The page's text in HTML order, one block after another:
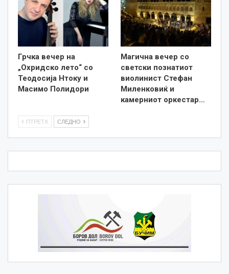
Грчка вечер на
„Охридско лето“ со
Теодосија Нтоку и
Масимо Полидори
Магична вечер со
светски познатиот
виолинист Стефан
Миленковиќ и
камерниот оркестар…
ПТРЕТХ СЛЕДНО